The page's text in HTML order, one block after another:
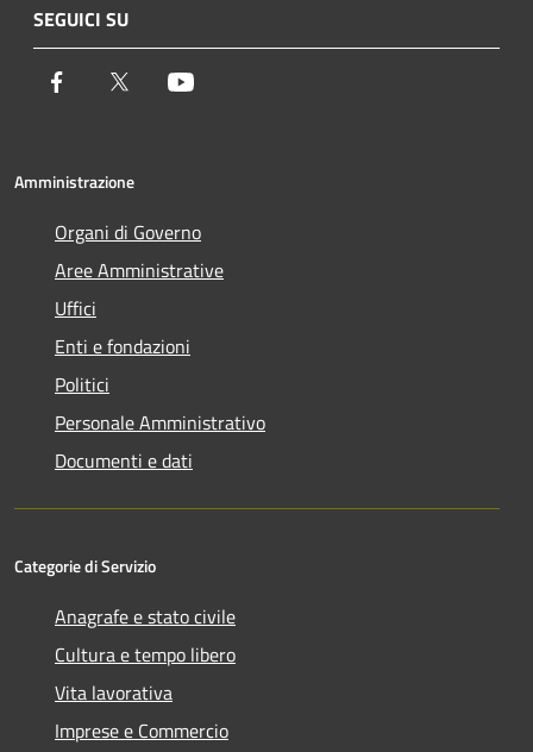
SEGUICI SU
Facebook Twitter
Amministrazione
Organi di Governo
Aree Amministrative
Uffici
Enti e fondazioni
Politici
Personale Amministrativo
Documenti e dati
Categorie di Servizio
Anagrafe e stato civile
Cultura e tempo libero
Vita lavorativa
Imprese e Commercio